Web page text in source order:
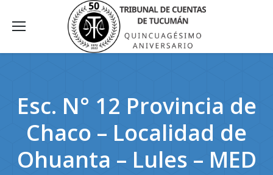
Esc. N° 12 Provincia de
Chaco – Localidad de
Ohuanta – Lules – MED